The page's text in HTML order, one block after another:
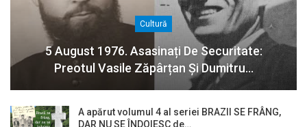
Cultură
5 August 1976. Asasinați De Securitate:
Preotul Vasile Zăpârțan Și Dumitru…
A apărut volumul 4 al seriei BRAZII SE FRÂNG,
DAR NU SE ÎNDOIESC de…